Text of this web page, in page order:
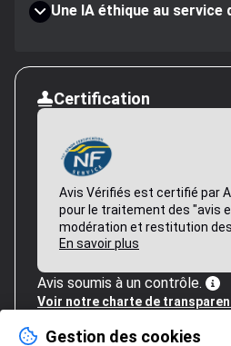
Une IA éthique au service
Certification
Avis Vérifiés est certifié par
pour le traitement des "avis
modération et restitution des
En savoir plus
Avis soumis à un contrôle.
Voir notre charte de
Gestion des cookies